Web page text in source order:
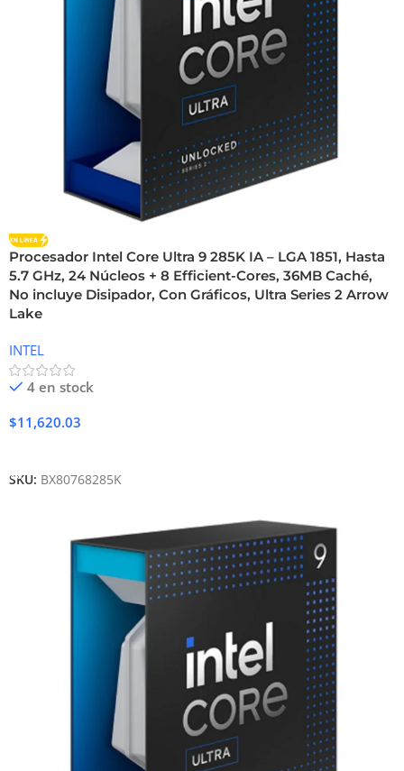
Procesador Intel Core Ultra 9 285K IA – LGA 1851, Hasta
5.7 GHz, 24 Núcleos + 8 Efficient-Cores, 36MB Caché,
No incluye Disipador, Con Gráficos, Ultra Series 2 Arrow
Lake
INTEL
4 en stock
$11,620.03
SKU: BX80768285K